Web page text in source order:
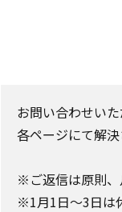
お問い合わせい
各ページにて解
※ご返信は原則、
※1月1日～3日は